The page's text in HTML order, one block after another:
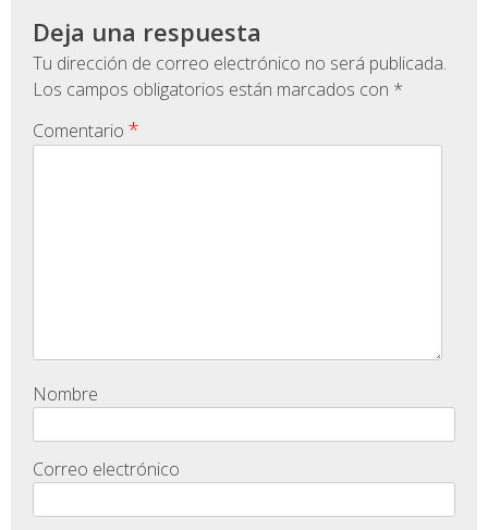
Deja una respuesta
Tu dirección de correo electrónico no será publicada.
Los campos obligatorios están marcados con *
Comentario *
Nombre
Correo electrónico